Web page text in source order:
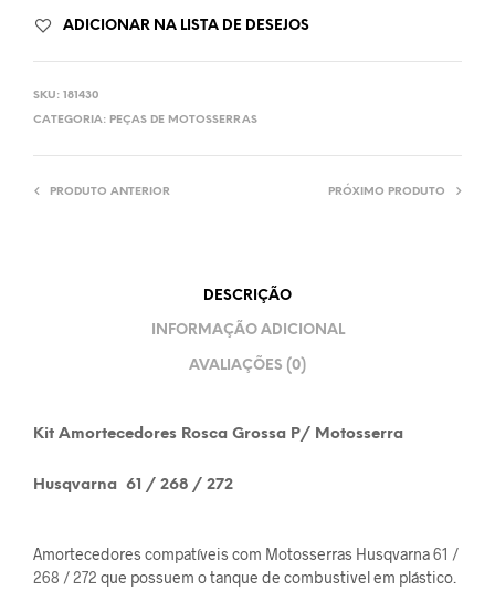
ADICIONAR NA LISTA DE DESEJOS
SKU: 181430
CATEGORIA: PEÇAS DE MOTOSSERRAS
PRODUTO ANTERIOR PRÓXIMO PRODUTO
DESCRIÇÃO
INFORMAÇÃO ADICIONAL
AVALIAÇÕES (0)
Kit Amortecedores Rosca Grossa P/ Motosserra
Husqvarna 61 / 268 / 272
Amortecedores compatíveis com Motosserras Husqvarna61 /
268 / 272 que possuem o tanque de combustivel em plástico.